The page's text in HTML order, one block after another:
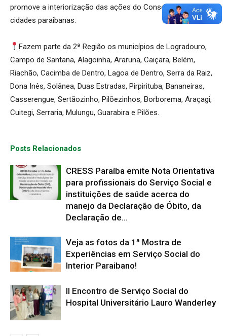
promove a interiorização das ações do Conselho nas
cidades paraibanas.
Fazem parte da 2ª Região os municípios de Logradouro,
Campo de Santana, Alagoinha, Araruna, Caiçara, Belém,
Riachão, Cacimba de Dentro, Lagoa de Dentro, Serra da Raiz,
Dona Inês, Solânea, Duas Estradas, Pirpirituba, Bananeiras,
Casserengue, Sertãozinho, Pilõezinhos, Borborema, Araçagi,
Cuitegi, Serraria, Mulungu, Guarabira e Pilões.
Posts Relacionados
CRESS Paraíba emite Nota Orientativa
para profissionais do Serviço Social e
instituições de saúde acerca do
manejo da Declaração de Óbito, da
Declaração de...
Veja as fotos da 1ª Mostra de
Experiências em Serviço Social do
Interior Paraibano!
II Encontro de Serviço Social do
Hospital Universitário Lauro Wanderley